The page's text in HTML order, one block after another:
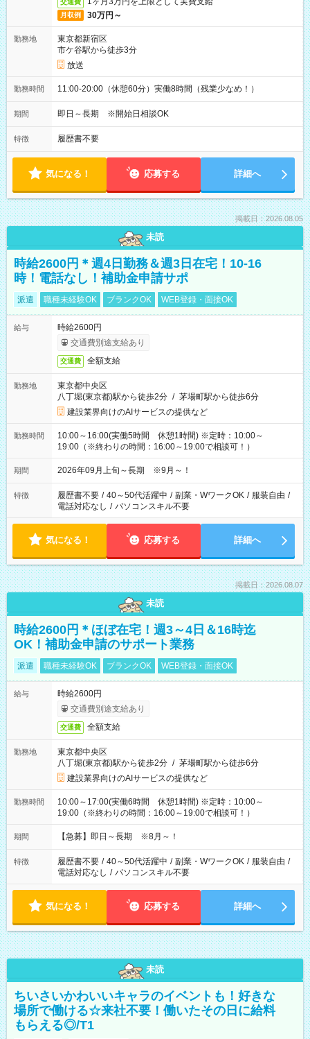
交通費
月収例 30万円～
勤務地
東京都新宿区
市ケ谷駅から徒歩3分
放送
勤務時間 11:00-20:00（休憩60分）実働8時間（残業少なめ！）
期間 即日～長期 ※開始日相談OK
特徴 履歴書不要
気になる！ 応募する 詳細へ
掲載日：2026.08.05
未読
時給2600円＊週4日勤務＆週3日在宅！10-16
時！電話なし！補助金申請サポ
派遣 職種未経験OK ブランクOK WEB登録・面接OK
給与
時給2600円
交通費別途支給あり
交通費 全額支給
勤務地
東京都中央区
八丁堀(東京都)駅から徒歩2分 / 茅場町駅から徒歩6分
建設業界向けのAIサービスの提供など
勤務時間
10:00～16:00(実働5時間 休憩1時間) ※定時：10:00～
19:00（※終わりの時間：16:00～19:00で相談可！）
期間 2026年09月上旬～長期 ※9月～！
特徴 履歴書不要 / 40～50代活躍中 / 副業・WワークOK / 服装自由 /
電話対応なし / パソコンスキル不要
気になる！ 応募する 詳細へ
掲載日：2026.08.07
未読
時給2600円＊ほぼ在宅！週3～4日＆16時迄
OK！補助金申請のサポート業務
派遣 職種未経験OK ブランクOK WEB登録・面接OK
給与
時給2600円
交通費別途支給あり
交通費 全額支給
勤務地
東京都中央区
八丁堀(東京都)駅から徒歩2分 / 茅場町駅から徒歩6分
建設業界向けのAIサービスの提供など
勤務時間
10:00～17:00(実働6時間 休憩1時間) ※定時：10:00～
19:00（※終わりの時間：16:00～19:00で相談可！）
期間 【急募】即日～長期 ※8月～！
特徴 履歴書不要 / 40～50代活躍中 / 副業・WワークOK / 服装自由 /
電話対応なし / パソコンスキル不要
気になる！ 応募する 詳細へ
未読
ちいさいかわいいキャラのイベントも！好きな
場所で働ける☆来社不要！働いたその日に給料
もらえる◎/T1